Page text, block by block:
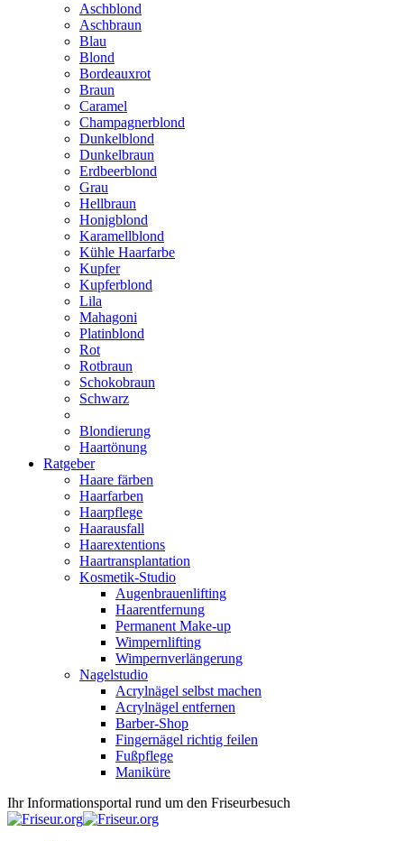
Aschblond
Aschbraun
Blau
Blond
Bordeauxrot
Braun
Caramel
Champagnerblond
Dunkelblond
Dunkelbraun
Erdbeerblond
Grau
Hellbraun
Honigblond
Karamellblond
Kühle Haarfarbe
Kupfer
Kupferblond
Lila
Mahagoni
Platinblond
Rot
Rotbraun
Schokobraun
Schwarz
Blondierung
Haartönung
Ratgeber
Haare färben
Haarfarben
Haarpflege
Haarausfall
Haarextentions
Haartransplantation
Kosmetik-Studio
Augenbrauenlifting
Haarentfernung
Permanent Make-up
Wimpernlifting
Wimpernverlängerung
Nagelstudio
Acrylnägel selbst machen
Acrylnägel entfernen
Barber-Shop
Fingernägel richtig feilen
Fußpflege
Maniküre
Ihr Informationsportal rund um den Friseurbesuch